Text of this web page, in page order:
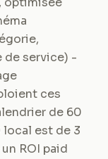
de service) -
ces
de 60
local est de 3
ROI paid